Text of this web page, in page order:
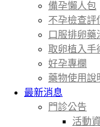
備孕懶人包
不孕檢查評
口服排卵藥
取卵植入手
好孕專欄
藥物使用說
最新消息
門診公告
活動